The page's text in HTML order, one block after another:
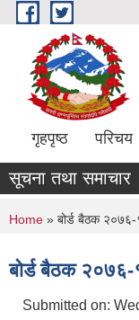
Skip to main content
गृहपृष्ठ परिचय
सूचना तथा समाचार
You are
Home » बोर्ड बैठक
बोर्ड बैठक
Submitted on: